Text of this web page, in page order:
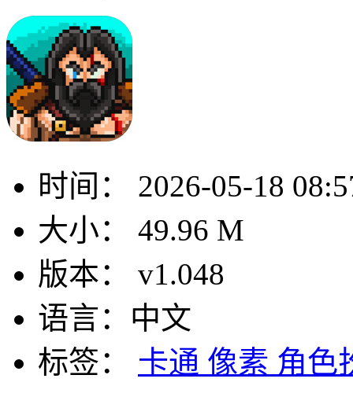
时间：
2026-05-18
大小：
49.96 M
版本：
v1.048
语言： 中文
标签：
卡通 像素 角色